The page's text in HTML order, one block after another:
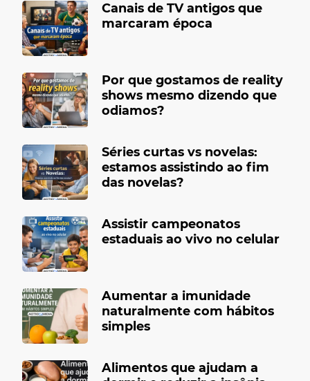
Canais de TV antigos que
marcaram época
Por que gostamos de reality
shows mesmo dizendo que
odiamos?
Séries curtas vs novelas:
estamos assistindo ao fim
das novelas?
Assistir campeonatos
estaduais ao vivo no celular
Aumentar a imunidade
naturalmente com hábitos
simples
Alimentos que ajudam a